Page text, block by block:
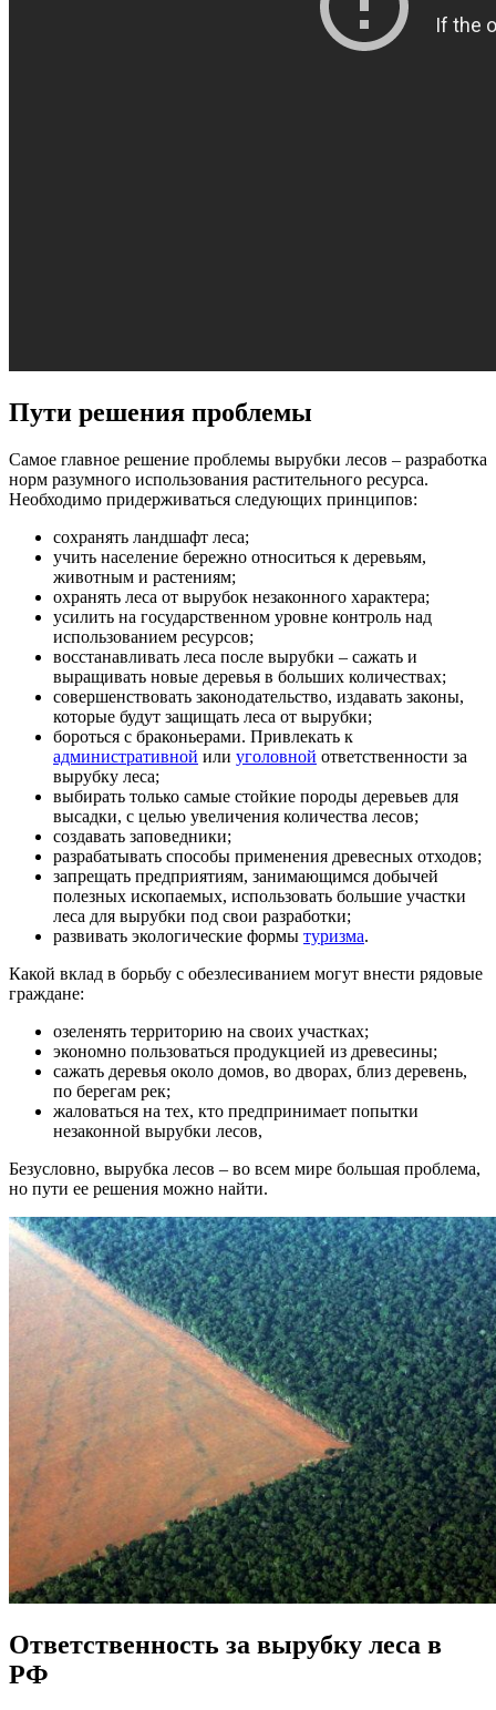
Пути решения проблемы
Самое главное решение проблемы вырубки лесов – разработка
норм разумного использования растительного ресурса.
Необходимо придерживаться следующих принципов:
сохранять ландшафт леса;
учить население бережно относиться к деревьям,
животным и растениям;
охранять леса от вырубок незаконного характера;
усилить на государственном уровне контроль над
использованием ресурсов;
восстанавливать леса после вырубки – сажать и
выращивать новые деревья в больших количествах;
совершенствовать законодательство, издавать законы,
которые будут защищать леса от вырубки;
бороться с браконьерами. Привлекать к
административной или уголовной ответственности за
вырубку леса;
выбирать только самые стойкие породы деревьев для
высадки, с целью увеличения количества лесов;
создавать заповедники;
разрабатывать способы применения древесных отходов;
запрещать предприятиям, занимающимся добычей
полезных ископаемых, использовать большие участки
леса для вырубки под свои разработки;
развивать экологические формы туризма.
Какой вклад в борьбу с обезлесиванием могут внести рядовые
граждане:
озеленять территорию на своих участках;
экономно пользоваться продукцией из древесины;
сажать деревья около домов, во дворах, близ деревень,
по берегам рек;
жаловаться на тех, кто предпринимает попытки
незаконной вырубки лесов,
Безусловно, вырубка лесов – во всем мире большая проблема,
но пути ее решения можно найти.
Ответственность за вырубку леса в
РФ